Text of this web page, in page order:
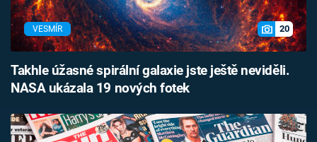
VESMÍR 20
Takhle úžasné spirální galaxie jste ještě neviděli.
NASA ukázala 19 nových fotek